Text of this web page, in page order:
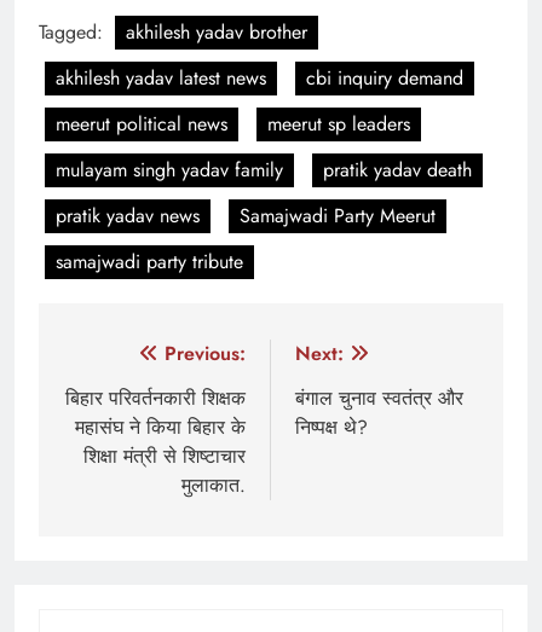
Tagged:
akhilesh yadav brother
akhilesh yadav latest news
cbi inquiry demand
meerut political news
meerut sp leaders
mulayam singh yadav family
pratik yadav death
pratik yadav news
Samajwadi Party Meerut
samajwadi party tribute
navigation
Previous:
बिहार परिवर्तनकारी शिक्षक
महासंघ ने किया बिहार के
शिक्षा मंत्री से शिष्टाचार
मुलाकात.
Next:
बंगाल चुनाव स्वतंत्र और
निष्पक्ष थे?